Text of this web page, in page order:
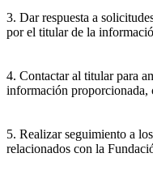
3. Dar respuesta a
por el titular de la
4. Contactar al titular para
información proporcionada,
5. Realizar seguimiento a
relacionados con la